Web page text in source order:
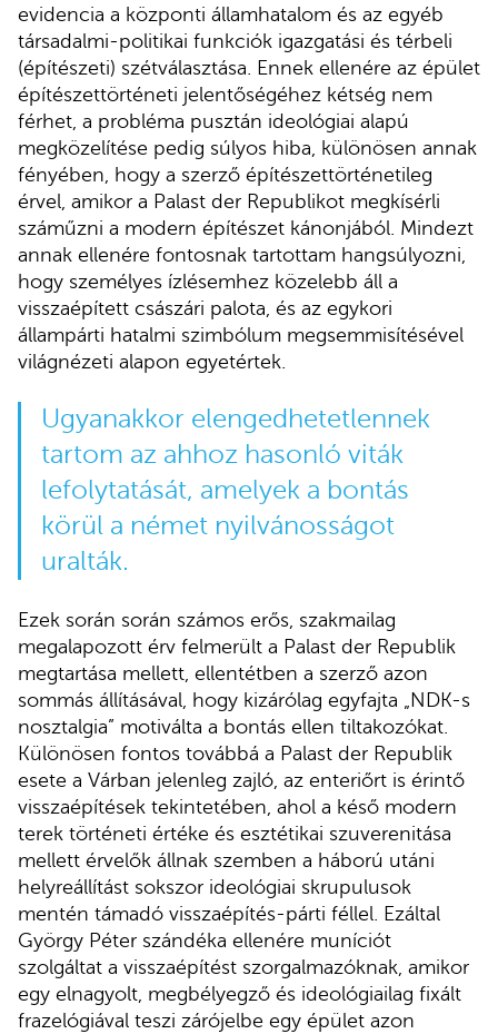
evidencia a központi államhatalom és az egyéb
társadalmi-politikai funkciók igazgatási és térbeli
(építészeti) szétválasztása. Ennek ellenére az épület
építészettörténeti jelentőségéhez kétség nem
férhet, a probléma pusztán ideológiai alapú
megközelítése pedig súlyos hiba, különösen annak
fényében, hogy a szerző építészettörténetileg
érvel, amikor a Palast der Republikot megkísérli
száműzni a modern építészet kánonjából. Mindezt
annak ellenére fontosnak tartottam hangsúlyozni,
hogy személyes ízlésemhez közelebb áll a
visszaépített császári palota, és az egykori
állampárti hatalmi szimbólum megsemmisítésével
világnézeti alapon egyetértek.
Ugyanakkor elengedhetetlennek
tartom az ahhoz hasonló viták
lefolytatását, amelyek a bontás
körül a német nyilvánosságot
uralták.
Ezek során során számos erős, szakmailag
megalapozott érv felmerült a Palast der Republik
megtartása mellett, ellentétben a szerző azon
sommás állításával, hogy kizárólag egyfajta „NDK-s
nosztalgia” motiválta a bontás ellen tiltakozókat.
Különösen fontos továbbá a Palast der Republik
esete a Várban jelenleg zajló, az enteriőrt is érintő
visszaépítések tekintetében, ahol a késő modern
terek történeti értéke és esztétikai szuverenitása
mellett érvelők állnak szemben a háború utáni
helyreállítást sokszor ideológiai skrupulusok
mentén támadó visszaépítés-párti féllel. Ezáltal
György Péter szándéka ellenére muníciót
szolgáltat a visszaépítést szorgalmazóknak, amikor
egy elnagyolt, megbélyegző és ideológiailag fixált
frazelógiával teszi zárójelbe egy épület azon